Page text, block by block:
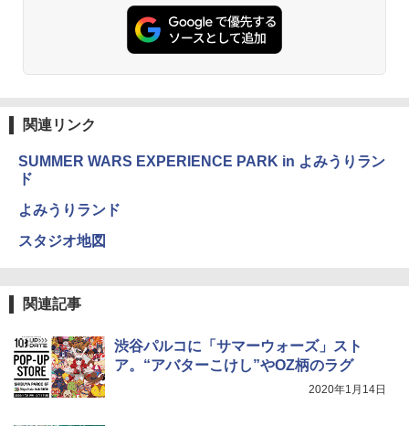
関連リンク
SUMMER WARS EXPERIENCE PARK in よみうりラン
ド
よみうりランド
スタジオ地図
関連記事
渋谷パルコに「サマーウォーズ」スト
ア。“アバターこけし”やOZ柄のラグ
2020年1月14日